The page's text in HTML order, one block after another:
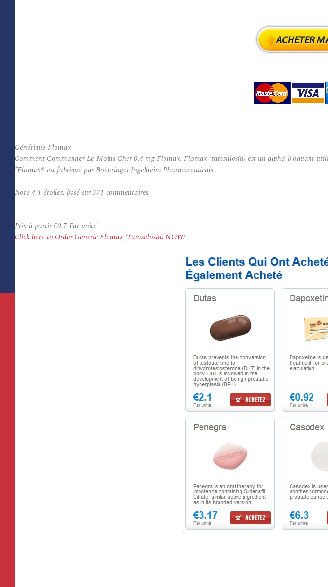
Générique Flomax
Comment Commander Le Moins Cher 0.4 mg Flomax. Flomax (tamsulosin) est un alpha-bloquant
*Flomax® est fabriqué par Boehringer Ingelheim Pharmaceuticals.
Note 4.4 étoiles, basé sur371 commentaires.
Prix à partir€0.7Par unité
Click here to Order Generic Flomax (Tamsulosin) NOW!